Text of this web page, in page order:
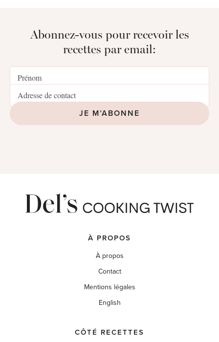
Abonnez-vous pour recevoir les
recettes par email:
JE M’ABONNE
À PROPOS
À propos
Contact
Mentions légales
English
CÔTÉ RECETTES